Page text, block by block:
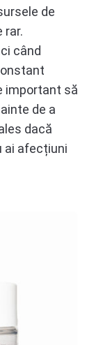
de
rar.
când
important să
de a
dacă
ai afecțiuni